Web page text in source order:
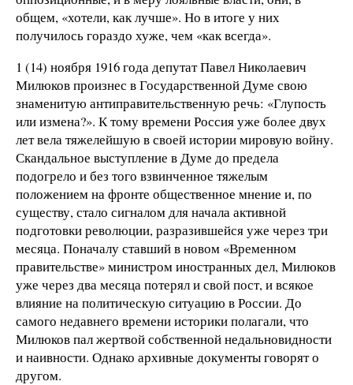
общем, «хотели, как лучше». Но в итоге у них
получилось гораздо хуже, чем «как всегда».
1 (14) ноября 1916 года депутат Павел Николаевич
Милюков произнес в Государственной Думе свою
знаменитую антиправительственную речь: «Глупость
или измена?». К тому времени Россия уже более двух
лет вела тяжелейшую в своей истории мировую войну.
Скандальное выступление в Думе до предела
подогрело и без того взвинченное тяжелым
положением на фронте общественное мнение и, по
существу, стало сигналом для начала активной
подготовки революции, разразившейся уже через три
месяца. Поначалу ставший в новом «Временном
правительстве» министром иностранных дел, Милюков
уже через два месяца потерял и свой пост, и всякое
влияние на политическую ситуацию в России. До
самого недавнего времени историки полагали, что
Милюков пал жертвой собственной недальновидности
и наивности. Однако архивные документы говорят о
другом.